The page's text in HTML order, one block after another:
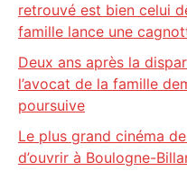
retrouvé est bien celui
famille lance une
Deux ans après la
l’avocat de la famille
poursuive
Le plus grand cinéma
d’ouvrir à Boulogne-